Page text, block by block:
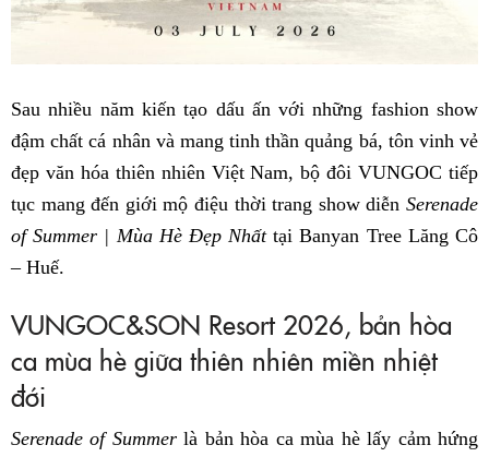
Sau nhiều năm kiến tạo dấu ấn với những fashion show
đậm chất cá nhân và mang tinh thần quảng bá, tôn vinh vẻ
đẹp văn hóa thiên nhiên Việt Nam, bộ đôi VUNGOC tiếp
tục mang đến giới mộ điệu thời trang show diễn Serenade
of Summer | Mùa Hè Đẹp Nhấttại Banyan Tree Lăng Cô
– Huế.
VUNGOC&SON Resort 2026, bản hòa
ca mùa hè giữa thiên nhiên miền nhiệt
đới
Serenade of Summerlà bản hòa ca mùa hè lấy cảm hứng